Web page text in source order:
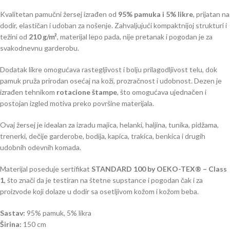
Kvalitetan pamučni žersej izrađen od 95% pamuka i 5% likre, prijatan na
dodir, elastičan i udoban za nošenje. Zahvaljujući kompaktnijoj strukturi i
težini od 210 g/m², materijal lepo pada, nije pretanak i pogodan je za
svakodnevnu garderobu.
Dodatak likre omogućava rastegljivost i bolju prilagodljivost telu, dok
pamuk pruža prirodan osećaj na koži, prozračnost i udobnost. Dezen je
izrađen tehnikom rotacione štampe, što omogućava ujednačen i
postojan izgled motiva preko površine materijala.
Ovaj žersej je idealan za izradu majica, helanki, haljina, tunika, pidžama,
trenerki, dečije garderobe, bodija, kapica, trakica, benkica i drugih
udobnih odevnih komada.
Materijal poseduje sertifikat STANDARD 100 by OEKO-TEX® – Class
1, što znači da je testiran na štetne supstance i pogodan čak i za
proizvode koji dolaze u dodir sa osetljivom kožom i kožom beba.
Sastav: 95% pamuk, 5% likra
Širina: 150 cm